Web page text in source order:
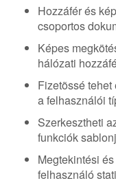
Hozzáfér és
csoportos
Képes
hálózati
Fizetõssé
a felhasználói
Szerkesztheti
funkciók
Megtekintési
felhasználó